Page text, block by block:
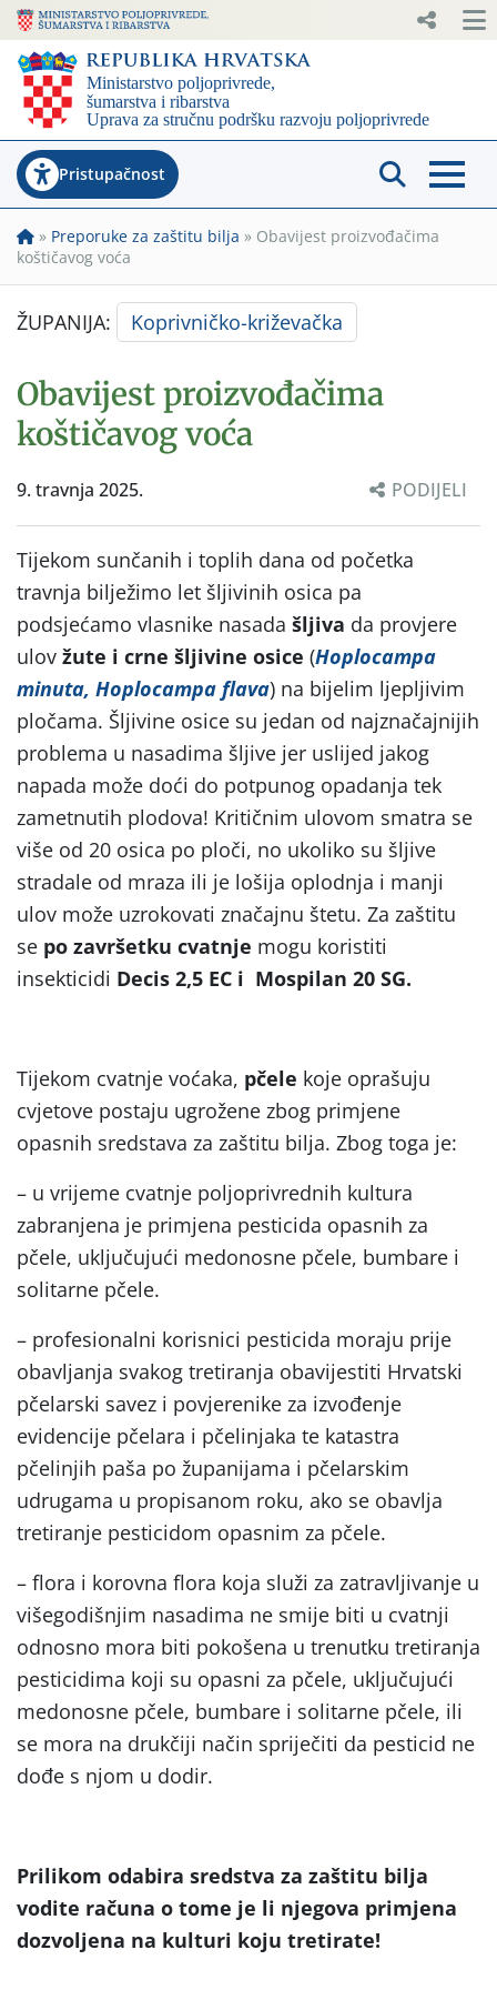
Pristupačnost
» Preporuke za zaštitu bilja » Obavijest proizvođačima
koštičavog voća
ŽUPANIJA: Koprivničko-križevačka
Obavijest proizvođačima
koštičavog voća
9. travnja 2025. PODIJELI
Tijekom sunčanih i toplih dana od početka
travnja bilježimo let šljivinih osica pa
podsjećamo vlasnike nasada šljiva da provjere
ulov žute i crne šljivine osice (Hoplocampa
minuta, Hoplocampa flava) na bijelim ljepljivim
pločama. Šljivine osice su jedan od najznačajnijih
problema u nasadima šljive jer uslijed jakog
napada može doći do potpunog opadanja tek
zametnutih plodova! Kritičnim ulovom smatra se
više od 20 osica po ploči, no ukoliko su šljive
stradale od mraza ili je lošija oplodnja i manji
ulov može uzrokovati značajnu štetu. Za zaštitu
se po završetku cvatnje mogu koristiti
insekticidi Decis 2,5 EC i Mospilan 20 SG.
Tijekom cvatnje voćaka, pčele koje oprašuju
cvjetove postaju ugrožene zbog primjene
opasnih sredstava za zaštitu bilja. Zbog toga je:
– u vrijeme cvatnje poljoprivrednih kultura
zabranjena je primjena pesticida opasnih za
pčele, uključujući medonosne pčele, bumbare i
solitarne pčele.
– profesionalni korisnici pesticida moraju prije
obavljanja svakog tretiranja obavijestiti Hrvatski
pčelarski savez i povjerenike za izvođenje
evidencije pčelara i pčelinjaka te katastra
pčelinjih paša po županijama i pčelarskim
udrugama u propisanom roku, ako se obavlja
tretiranje pesticidom opasnim za pčele.
– flora i korovna flora koja služi za zatravljivanje u
višegodišnjim nasadima ne smije biti u cvatnji
odnosno mora biti pokošena u trenutku tretiranja
pesticidima koji su opasni za pčele, uključujući
medonosne pčele, bumbare i solitarne pčele, ili
se mora na drukčiji način spriječiti da pesticid ne
dođe s njom u dodir.
Prilikom odabira sredstva za zaštitu bilja
vodite računa o tome je li njegova primjena
dozvoljena na kulturi koju tretirate!